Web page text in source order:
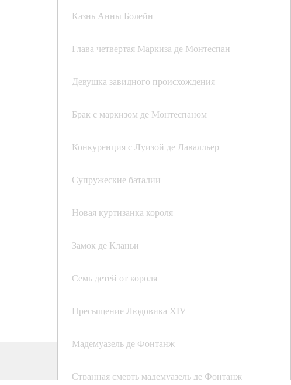
Казнь Анны Болейн
Глава четвертая Маркиза де Монтеспан
Девушка завидного происхождения
Брак с маркизом де Монтеспаном
Конкуренция с Луизой де Лавалльер
Супружеские баталии
Новая куртизанка короля
Замок де Кланьи
Семь детей от короля
Пресыщение Людовика XIV
Мадемуазель де Фонтанж
Странная смерть мадемуазель де Фонтанж